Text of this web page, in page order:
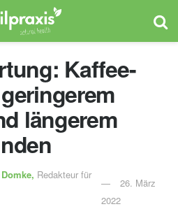
Kaffee-
längerem
Redakteur für
26. März
2022